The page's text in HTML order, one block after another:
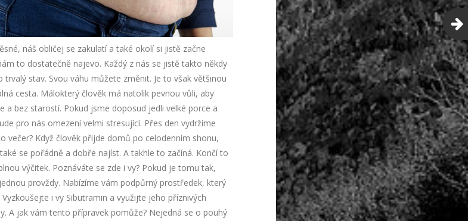
náš obličej se zakulatí a také okolí si jistě začne
to dostatečně najevo. Každý z nás se jistě takto někdy
trvalý stav. Svou váhu můžete změnit. Je to však většinou
cesta. Málokterý člověk má natolik pevnou vůli, aby
a bez starostí. Pokud jsme doposud jedli velké porce a
pro nás omezení velmi stresující. Přes den vydržíme
večer? Když člověk přijde domů po celodenním shonu,
se pořádně a dobře najíst. A takhle to začíná. Končí to
výčitek. Poznáváte se zde i vy? Pokud je tomu tak,
provždy. Nabízíme vám podpůrný prostředek, který
i vy Sibutramin a využijte jeho příznivých
A jak vám tento přípravek pomůže? Nejedná se o pouhý